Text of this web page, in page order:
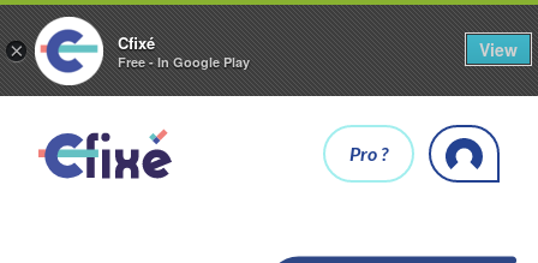
× Cfixé
Free - In Google Play
View
Pro ?